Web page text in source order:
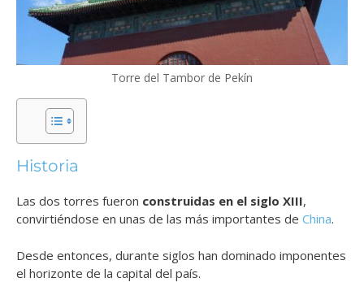
Torre del Tambor de Pekín
Historia
Las dos torres fueron construidas en el siglo XIII,
convirtiéndose en unas de las más importantes de China.
Desde entonces, durante siglos han dominado imponentes
el horizonte de la capital del país.